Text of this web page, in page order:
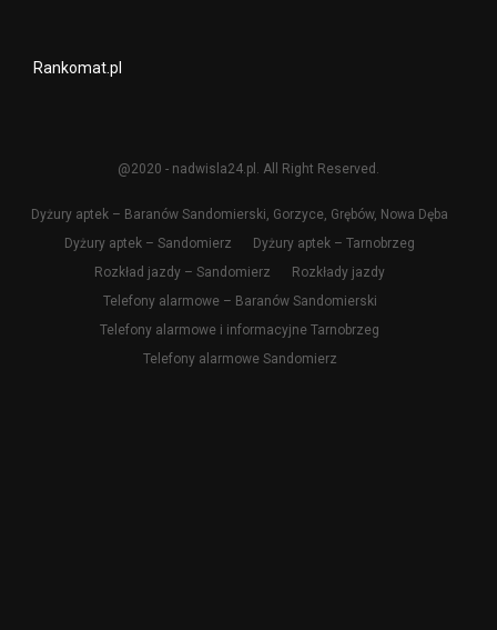
Rankomat.pl
@2020 - nadwisla24.pl. All Right Reserved.
Dyżury aptek – Baranów Sandomierski, Gorzyce, Grębów, Nowa Dęba
Dyżury aptek – Sandomierz
Dyżury aptek – Tarnobrzeg
Rozkład jazdy – Sandomierz
Rozkłady jazdy
Telefony alarmowe – Baranów Sandomierski
Telefony alarmowe i informacyjne Tarnobrzeg
Telefony alarmowe Sandomierz